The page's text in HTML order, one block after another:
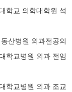
학교 의학대학원 석
산병원 외과전공의
학교병원 외과 전임
학교병원 외과 조교